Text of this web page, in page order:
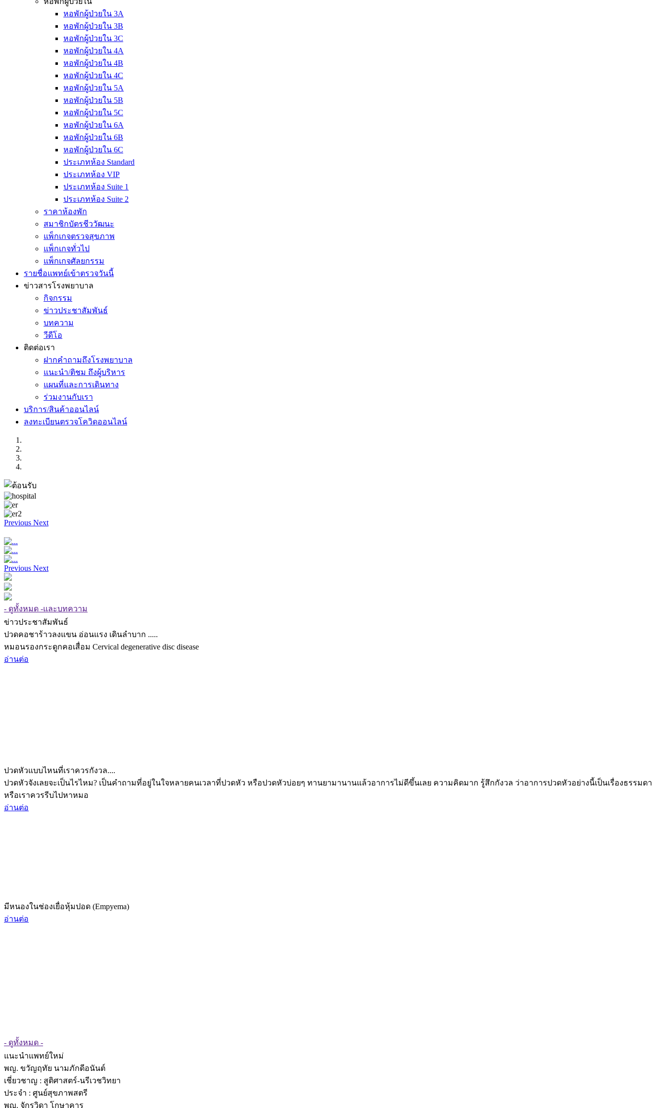
หอพักผู้ป่วยใน 3A
หอพักผู้ป่วยใน 3B
หอพักผู้ป่วยใน 3C
หอพักผู้ป่วยใน 4A
หอพักผู้ป่วยใน 4B
หอพักผู้ป่วยใน 4C
หอพักผู้ป่วยใน 5A
หอพักผู้ป่วยใน 5B
หอพักผู้ป่วยใน 5C
หอพักผู้ป่วยใน 6A
หอพักผู้ป่วยใน 6B
หอพักผู้ป่วยใน 6C
ประเภทห้อง Standard
ประเภทห้อง VIP
ประเภทห้อง Suite 1
ประเภทห้อง Suite 2
ราคาห้องพัก
สมาชิกบัตรชีววัฒนะ
แพ็กเกจตรวจสุขภาพ
แพ็กเกจทั่วไป
แพ็กเกจศัลยกรรม
รายชื่อแพทย์เข้าตรวจวันนี้
ข่าวสารโรงพยาบาล
กิจกรรม
ข่าวประชาสัมพันธ์
บทความ
วีดีโอ
ติดต่อเรา
ฝากคำถามถึงโรงพยาบาล
แนะนำ/ติชม ถึงผู้บริหาร
แผนที่และการเดินทาง
ร่วมงานกับเรา
บริการ/สินค้าออนไลน์
ลงทะเบียนตรวจโควิดออนไลน์
Previous Next
Previous Next
- ดูทั้งหมด -และบทความ
ข่าวประชาสัมพันธ์
ปวดคอชาร้าวลงแขน อ่อนแรง เดินลำบาก .....
หมอนรองกระดูกคอเสื่อม Cervical degenerative disc disease
อ่านต่อ
ปวดหัวแบบไหนที่เราควรกังวล....
ปวดหัวจังเลยจะเป็นไรไหม? เป็นคำถามที่อยู่ในใจหลายคนเวลาที่ปวดหัว หรือปวดหัวบ่อยๆ ทานยามานานแล้วอาการไม่ดีขึ้นเลย ความคิดมาก รู้สึกกังวล ว่าอาการปวดหัวอย่างนี้เป็นเรื่องธรรมดา
หรือเราควรรีบไปหาหมอ
อ่านต่อ
มีหนองในช่องเยื่อหุ้มปอด (Empyema)
อ่านต่อ
- ดูทั้งหมด -
แนะนำแพทย์ใหม่
พญ. ขวัญฤทัย นามภักดีอนันต์
เชี่ยวชาญ : สูติศาสตร์-นรีเวชวิทยา
ประจำ : ศูนย์สุขภาพสตรี
พญ. จักรวิดา โกษาคาร